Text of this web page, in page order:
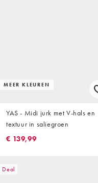
MEER KLEUREN
YAS - Midi jurk met V-hals en
textuur in saliegroen
€ 139,99
Deal